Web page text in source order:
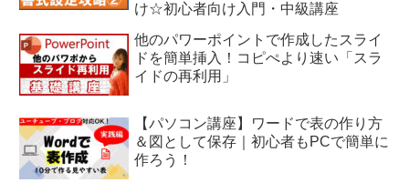
け☆初心者向け入門・中級講座
他のパワーポイントで作成したスライ
ドを簡単挿入！コピぺより速い「スラ
イドの再利用」
【パソコン講座】ワードで表の作り方
＆図として保存｜初心者もPCで簡単に
作ろう！